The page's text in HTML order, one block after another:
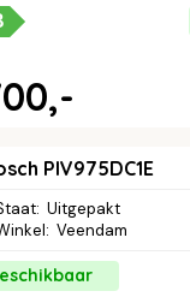
PIV975DC1E
: Uitgepakt
: Veendam